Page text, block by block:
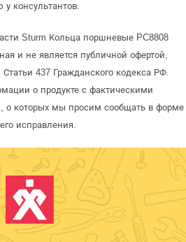
консультантов.
Sturm Кольца поршневые PC8808
и не является публичной офертой,
437 Гражданского кодекса РФ.
о продукте с фактическими
о которых мы просим сообщать в форме
исправления.